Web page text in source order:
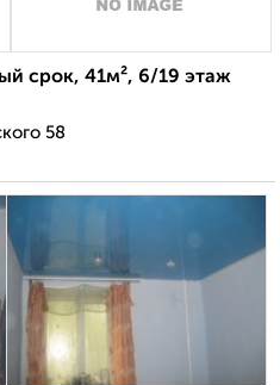
срок, 41м², 6/19 этаж
58